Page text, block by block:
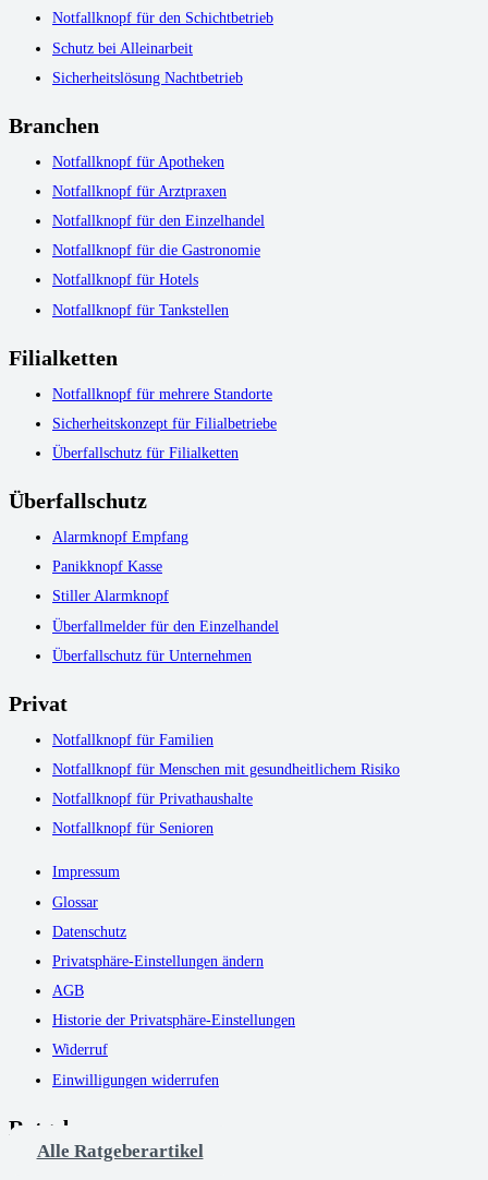
Notfallknopf für den Schichtbetrieb
Schutz bei Alleinarbeit
Sicherheitslösung Nachtbetrieb
Branchen
Notfallknopf für Apotheken
Notfallknopf für Arztpraxen
Notfallknopf für den Einzelhandel
Notfallknopf für die Gastronomie
Notfallknopf für Hotels
Notfallknopf für Tankstellen
Filialketten
Notfallknopf für mehrere Standorte
Sicherheitskonzept für Filialbetriebe
Überfallschutz für Filialketten
Überfallschutz
Alarmknopf Empfang
Panikknopf Kasse
Stiller Alarmknopf
Überfallmelder für den Einzelhandel
Überfallschutz für Unternehmen
Privat
Notfallknopf für Familien
Notfallknopf für Menschen mit gesundheitlichem Risiko
Notfallknopf für Privathaushalte
Notfallknopf für Senioren
Impressum
Glossar
Datenschutz
Privatsphäre-Einstellungen ändern
AGB
Historie der Privatsphäre-Einstellungen
Widerruf
Einwilligungen widerrufen
Ratgeber
Alle Ratgeberartikel